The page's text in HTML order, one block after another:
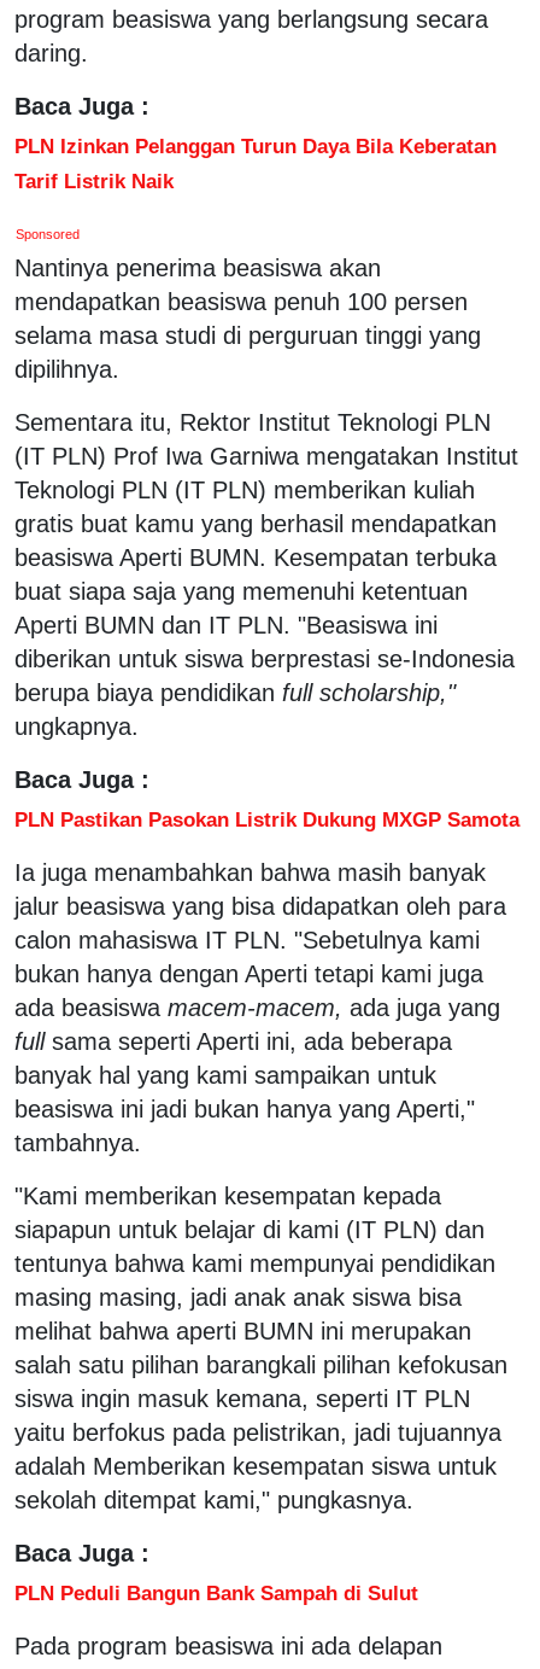
program beasiswa yang berlangsung secara
daring.
Baca Juga :
PLN Izinkan Pelanggan Turun Daya Bila Keberatan
Tarif Listrik Naik
Sponsored
Nantinya penerima beasiswa akan
mendapatkan beasiswa penuh 100 persen
selama masa studi di perguruan tinggi yang
dipilihnya.
Sementara itu, Rektor Institut Teknologi PLN
(IT PLN) Prof Iwa Garniwa mengatakan Institut
Teknologi PLN (IT PLN) memberikan kuliah
gratis buat kamu yang berhasil mendapatkan
beasiswa Aperti BUMN. Kesempatan terbuka
buat siapa saja yang memenuhi ketentuan
Aperti BUMN dan IT PLN. "Beasiswa ini
diberikan untuk siswa berprestasi se-Indonesia
berupa biaya pendidikan full scholarship,"
ungkapnya.
Baca Juga :
PLN Pastikan Pasokan Listrik Dukung MXGP Samota
Ia juga menambahkan bahwa masih banyak
jalur beasiswa yang bisa didapatkan oleh para
calon mahasiswa IT PLN. "Sebetulnya kami
bukan hanya dengan Aperti tetapi kami juga
ada beasiswa macem-macem, ada juga yang
fullsama seperti Aperti ini, ada beberapa
banyak hal yang kami sampaikan untuk
beasiswa ini jadi bukan hanya yang Aperti,"
tambahnya.
"Kami memberikan kesempatan kepada
siapapun untuk belajar di kami (IT PLN) dan
tentunya bahwa kami mempunyai pendidikan
masing masing, jadi anak anak siswa bisa
melihat bahwa aperti BUMN ini merupakan
salah satu pilihan barangkali pilihan kefokusan
siswa ingin masuk kemana, seperti IT PLN
yaitu berfokus pada pelistrikan, jadi tujuannya
adalah Memberikan kesempatan siswa untuk
sekolah ditempat kami," pungkasnya.
Baca Juga :
PLN Peduli Bangun Bank Sampah di Sulut
Pada program beasiswa ini ada delapan